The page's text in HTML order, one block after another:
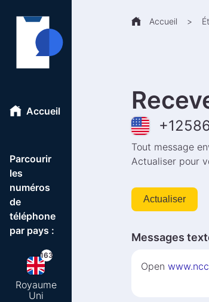
Accueil
Parcourir
les
numéros
de
téléphone
par pays :
163
Royaume
Uni
Accueil >
+
Tout message
Actualiser pour
Actualiser
Messages
Open